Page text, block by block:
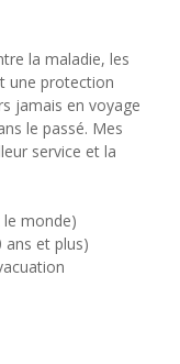
la maladie, les
une protection
jamais en voyage
le passé. Mes
service et la
monde)
ans et plus)